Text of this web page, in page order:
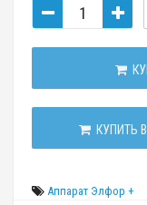
КУПИТЬ
Аппарат Элфор +